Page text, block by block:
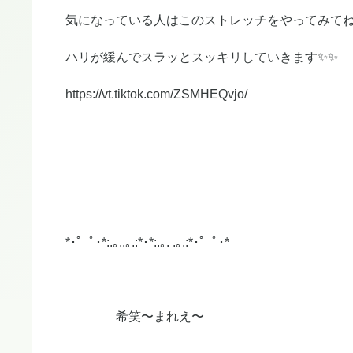
気になっている人はこのストレッチをやってみて
ハリが緩んでスラッとスッキリしていきます✨✨
https://vt.tiktok.com/ZSMHEQvjo/
*･゜ﾟ･*:.｡..｡.:*･*:.｡. .｡.:*･゜ﾟ･*
希笑〜まれえ〜